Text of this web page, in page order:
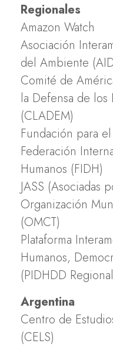
Regionales
Amazon Watch
Asociación
del Ambiente
Comité de
la Defensa de
(CLADEM)
Fundación para
Federación
Humanos (FIDH)
JASS (Asociadas
Organización
(OMCT)
Plataforma
Humanos,
(PIDHDD
Argentina
Centro de
(CELS)